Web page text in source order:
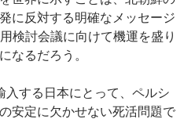
に反対する明確なメッセージ
検討会議に向けて機運を盛り
なるだろう。
する日本にとって、ペルシ
安定に欠かせない死活問題で